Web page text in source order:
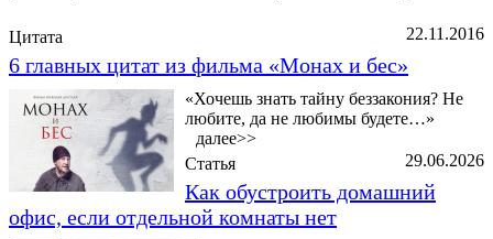
22.11.2016
Цитата
6 главных цитат из фильма «Монах и бес»
«Хочешь знать тайну беззакония? Не
любите, да не любимы будете…»
далее>>
29.06.2026
Статья
Как обустроить домашний
офис, если отдельной комнаты нет